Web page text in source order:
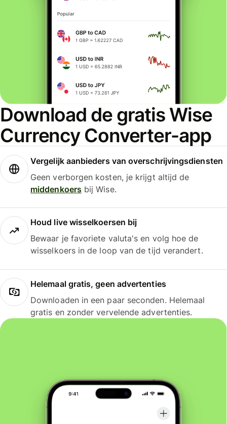
Download de gratis Wise
Currency Converter-app
Vergelijk aanbieders van overschrijvingsdiensten
Geen verborgen kosten, je krijgt altijd de
middenkoersbij Wise.
Houd live wisselkoersen bij
Bewaar je favoriete valuta's en volg hoe de
wisselkoers in de loop van de tijd verandert.
Helemaal gratis, geen advertenties
Downloaden in een paar seconden. Helemaal
gratis en zonder vervelende advertenties.